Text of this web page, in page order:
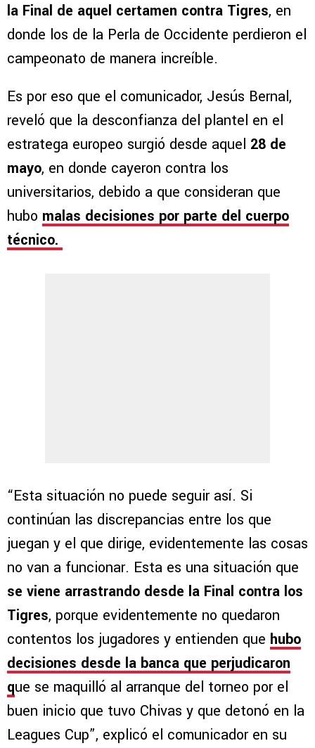
la Final de aquel certamen contra Tigres, en
donde los de la Perla de Occidente perdieron el
campeonato de manera increíble.
Es por eso que el comunicador, Jesús Bernal,
reveló que la desconfianza del plantel en el
estratega europeo surgió desde aquel 28 de
mayo, en donde cayeron contra los
universitarios, debido a que consideran que
hubo malas decisiones por parte del cuerpo
técnico.
“Esta situación no puede seguir así. Si
continúan las discrepancias entre los que
juegan y el que dirige, evidentemente las cosas
no van a funcionar. Esta es una situación que
se viene arrastrando desde la Final contra los
Tigres, porque evidentemente no quedaron
contentos los jugadores y entienden que hubo
decisiones desde la banca que perjudicaron
que se maquilló al arranque del torneo por el
buen inicio que tuvo Chivas y que detonó en la
Leagues Cup”, explicó el comunicador en su